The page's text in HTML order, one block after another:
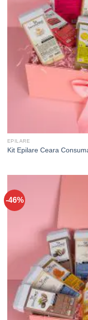
EPILARE
Kit Epilare Ceara
-46%